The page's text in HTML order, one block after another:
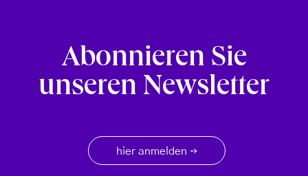
Abonnieren Sie
unseren Newsletter
hier anmelden →